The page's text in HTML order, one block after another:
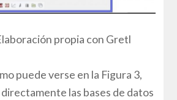
propia con Gretl
puede verse en la Figura 3,
las bases de datos